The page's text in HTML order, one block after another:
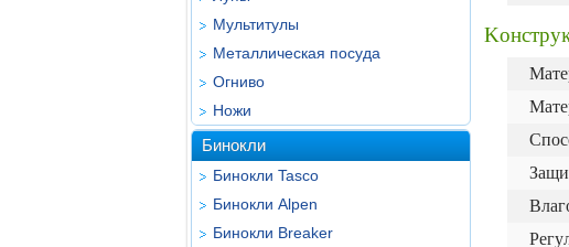
Мультитулы
Металлическая посуда
Огниво
Ножи
Бинокли
Бинокли Tasco
Бинокли Alpen
Бинокли Breaker